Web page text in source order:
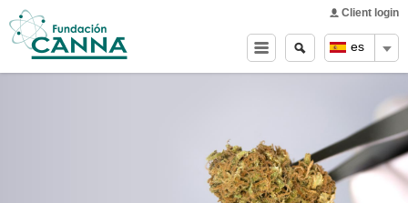
es
Client login
Main menu
Search
form
Buscar